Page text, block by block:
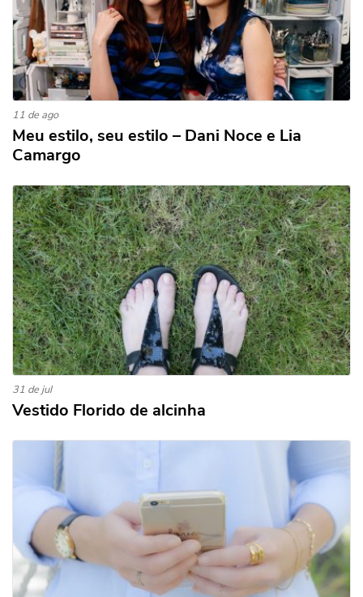
11 de ago
Meu estilo, seu estilo – Dani Noce e Lia
Camargo
31 de jul
Vestido Florido de alcinha